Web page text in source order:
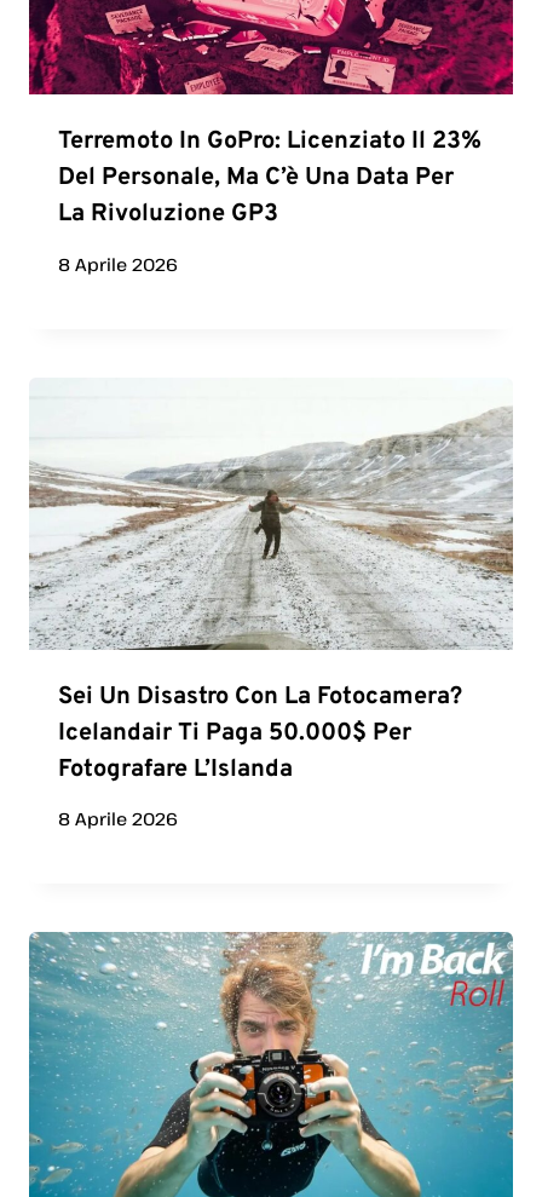
Terremoto In GoPro: Licenziato Il 23%
Del Personale, Ma C’è Una Data Per
La Rivoluzione GP3
8 Aprile 2026
Sei Un Disastro Con La Fotocamera?
Icelandair Ti Paga 50.000$ Per
Fotografare L’Islanda
8 Aprile 2026